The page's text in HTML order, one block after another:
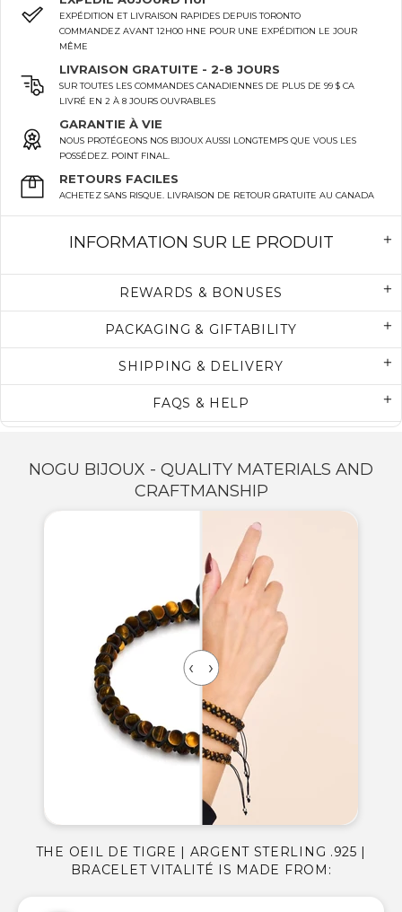
EXPÉDITION ET LIVRAISON RAPIDES DEPUIS TORONTO
COMMANDEZ AVANT 12H00 HNE POUR UNE EXPÉDITION LE JOUR
MÊME
LIVRAISON GRATUITE - 2-8 JOURS
SUR TOUTES LES COMMANDES CANADIENNES DE PLUS DE 99 $ CA
LIVRÉ EN 2 À 8 JOURS OUVRABLES
GARANTIE À VIE
NOUS PROTÉGEONS NOS BIJOUX AUSSI LONGTEMPS QUE VOUS LES
POSSÉDEZ. POINT FINAL.
RETOURS FACILES
ACHETEZ SANS RISQUE. LIVRAISON DE RETOUR GRATUITE AU CANADA
INFORMATION SUR LE PRODUIT
REWARDS & BONUSES
PACKAGING & GIFTABILITY
SHIPPING & DELIVERY
FAQS & HELP
NOGU BIJOUX - QUALITY MATERIALS AND
CRAFTMANSHIP
THE OEIL DE TIGRE | ARGENT STERLING .925 |
BRACELET VITALITÉ IS MADE FROM: